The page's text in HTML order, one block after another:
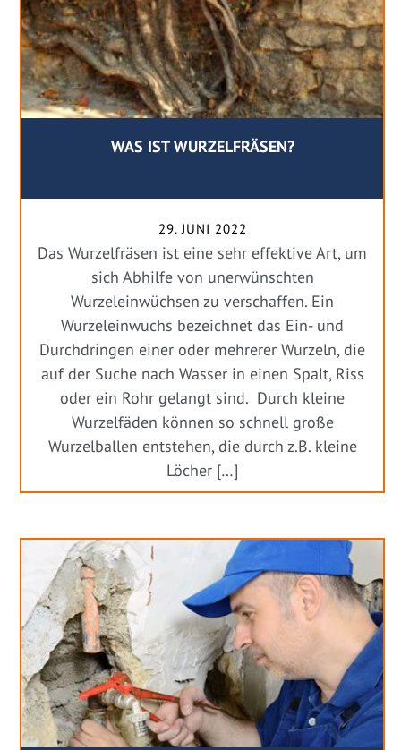
WAS IST WURZELFRÄSEN?
29. JUNI 2022
Das Wurzelfräsen ist eine sehr effektive Art, um
sich Abhilfe von unerwünschten
Wurzeleinwüchsen zu verschaffen. Ein
Wurzeleinwuchs bezeichnet das Ein- und
Durchdringen einer oder mehrerer Wurzeln, die
auf der Suche nach Wasser in einen Spalt, Riss
oder ein Rohr gelangt sind. Durch kleine
Wurzelfäden können so schnell große
Wurzelballen entstehen, die durch z.B. kleine
Löcher […]